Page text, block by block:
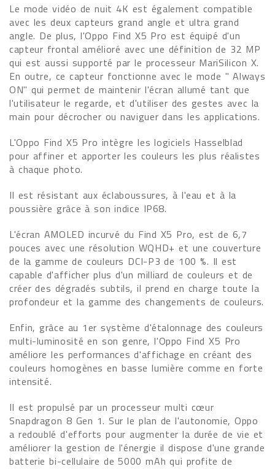
Le mode vidéo de nuit 4K est également compatible
avec les deux capteurs grand angle et ultra grand
angle. De plus, l'Oppo Find X5 Pro est équipé d'un
capteur frontal amélioré avec une définition de 32 MP
qui est aussi supporté par le processeur MariSilicon X.
En outre, ce capteur fonctionne avec le mode " Always
ON" qui permet de maintenir l'écran allumé tant que
l'utilisateur le regarde, et d'utiliser des gestes avec la
main pour décrocher ou naviguer dans les applications.
L'Oppo Find X5 Pro intègre les logiciels Hasselblad
pour affiner et apporter les couleurs les plus réalistes
à chaque photo.
Il est résistant aux éclaboussures, à l'eau et à la
poussière grâce à son indice IP68.
L'écran AMOLED incurvé du Find X5 Pro, est de 6,7
pouces avec une résolution WQHD+ et une couverture
de la gamme de couleurs DCI-P3 de 100 %. Il est
capable d'afficher plus d'un milliard de couleurs et de
créer des dégradés subtils, il prend en charge toute la
profondeur et la gamme des changements de couleurs.
Enfin, grâce au 1er système d'étalonnage des couleurs
multi-luminosité en son genre, l'Oppo Find X5 Pro
améliore les performances d'affichage en créant des
couleurs homogènes en basse lumière comme en forte
intensité.
Il est propulsé par un processeur multi cœur
Snapdragon 8 Gen 1. Sur le plan de l'autonomie, Oppo
a redoublé d'efforts pour augmenter la durée de vie et
améliorer la gestion de l'énergie il dispose d'une grande
batterie bi-cellulaire de 5000 mAh qui profite de